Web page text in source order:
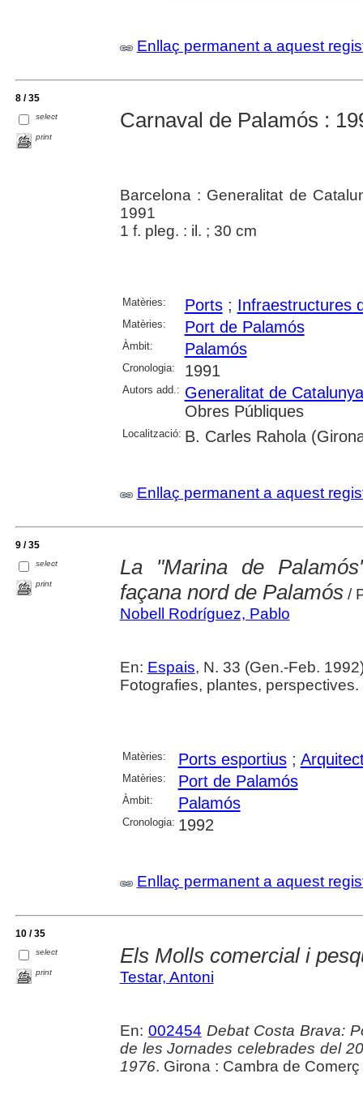
Enllaç permanent a aquest
8 / 35
select
print
Carnaval de Palamós :
Barcelona : Generalitat de
1991
1 f. pleg. : il. ; 30 cm
Matèries: Ports; Infraestructures
Matèries: Port de Palamós
Àmbit: Palamós
Cronologia: 1991
Autors add.: Generalitat de Catalunya
Obres Públiques
Localització: B. Carles Rahola
Enllaç permanent a aquest
9 / 35
select
print
La "Marina de
façana nord de Palamós/
Nobell Rodríguez, Pablo
En: Espais, N. 33 (Gen.-Feb.
Fotografies, plantes, perspectives.
Matèries: Ports esportius;
Matèries: Port de Palamós
Àmbit: Palamós
Cronologia: 1992
Enllaç permanent a aquest
10 / 35
select
print
Els Molls comercial i
Testar, Antoni
En: 002454 Debat Costa Brava:
de les Jornades celebrades del
1976. Girona : Cambra de